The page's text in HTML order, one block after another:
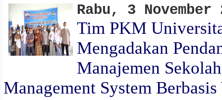
Rabu, 3
Tim PKM
Mengadakan
Manajemen
Management System Berbasis